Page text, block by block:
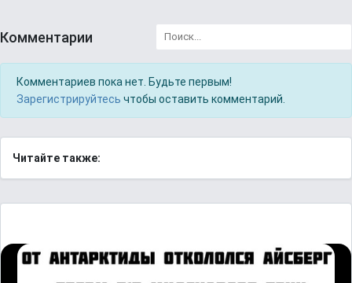
Комментарии
Комментариев пока нет. Будьте первым!
Зарегистрируйтесь чтобы оставить комментарий.
Читайте также: